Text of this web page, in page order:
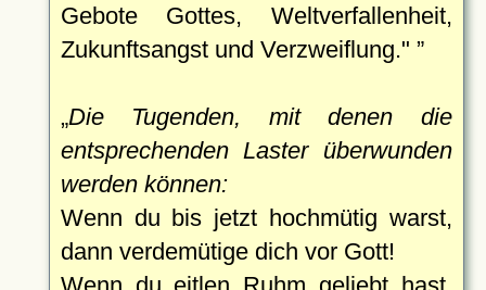
Gebote Gottes, Weltverfallenheit,
Zukunftsangst und Verzweiflung."
Die Tugenden, mit denen die
entsprechenden Laster überwunden
werden können:
Wenn du bis jetzt hochmütig warst,
dann verdemütige dich vor Gott!